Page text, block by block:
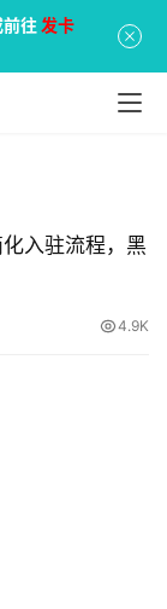
入驻流程，黑
4.9K
往 发卡